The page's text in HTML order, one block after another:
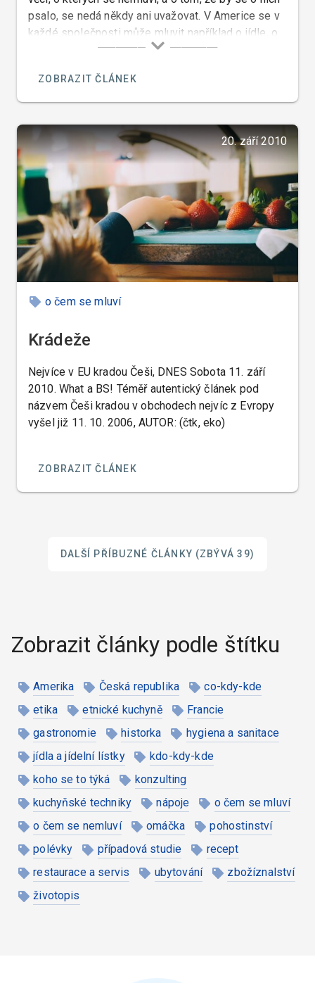
psalo, se nedá někdy ani uvažovat. V Americe se v
každé společnosti může mluvit například o jídle, o
sexu a o sportu, ale politika a náboženství je tabu.
ZOBRAZIT ČLÁNEK
20. září 2010
o čem se mluví
Krádeže
Nejvíce v EU kradou Češi, DNES Sobota 11. září
2010. What a BS! Téměř autentický článek pod
názvem Češi kradou v obchodech nejvíc z Evropy
vyšel již 11. 10. 2006, AUTOR: (čtk, eko)
ZOBRAZIT ČLÁNEK
DALŠÍ PŘÍBUZNÉ ČLÁNKY (ZBÝVÁ 39)
Zobrazit články podle štítku
Amerika Česká republika
co-kdy-kde
etika
etnické kuchyně
Francie
gastronomie
historka
hygiena a sanitace
jídla a jídelní lístky
kdo-kdy-kde
koho se to týká
konzulting
kuchyňské techniky
nápoje
o čem se mluví
o čem se nemluví
omáčka
pohostinství
polévky
případová studie
recept
restaurace a servis
ubytování
zbožíznalství
životopis